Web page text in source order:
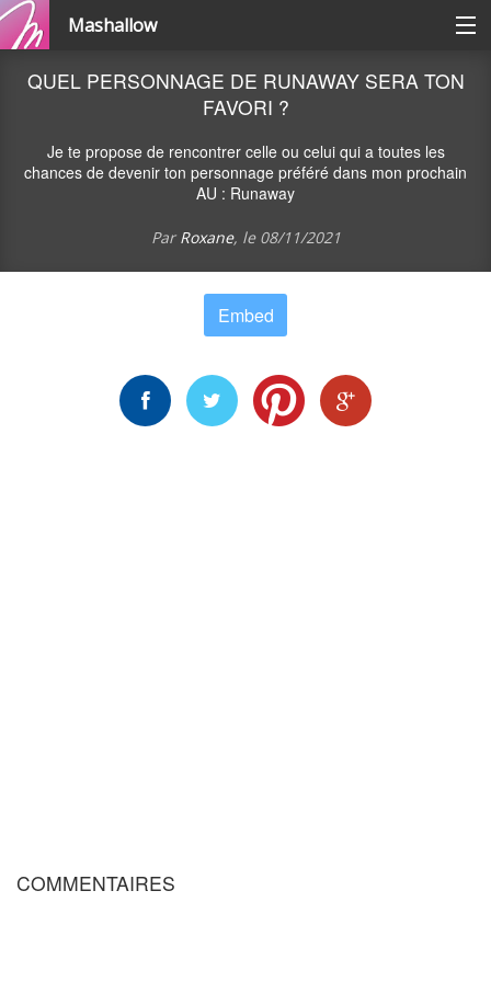
Mashallow
Catégories
QUEL PERSONNAGE DE RUNAWAY SERA TON
FAVORI ?
Je te propose de rencontrer celle ou celui qui a toutes les
chances de devenir ton personnage préféré dans mon prochain
AU : Runaway
Par Roxane, le 08/11/2021
Embed
COMMENTAIRES